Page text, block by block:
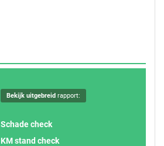
Bekijk uitgebreidrapport:
Schade check
KM stand check